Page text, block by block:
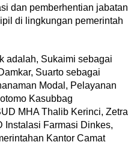
dan pemberhentian jabatan
di lingkungan pemerintah
adalah, Sukaimi sebagai
Suarto sebagai
Modal, Pelayanan
Kasubbag
MHA Thalib Kerinci, Zetra
Instalasi Farmasi Dinkes,
Kantor Camat